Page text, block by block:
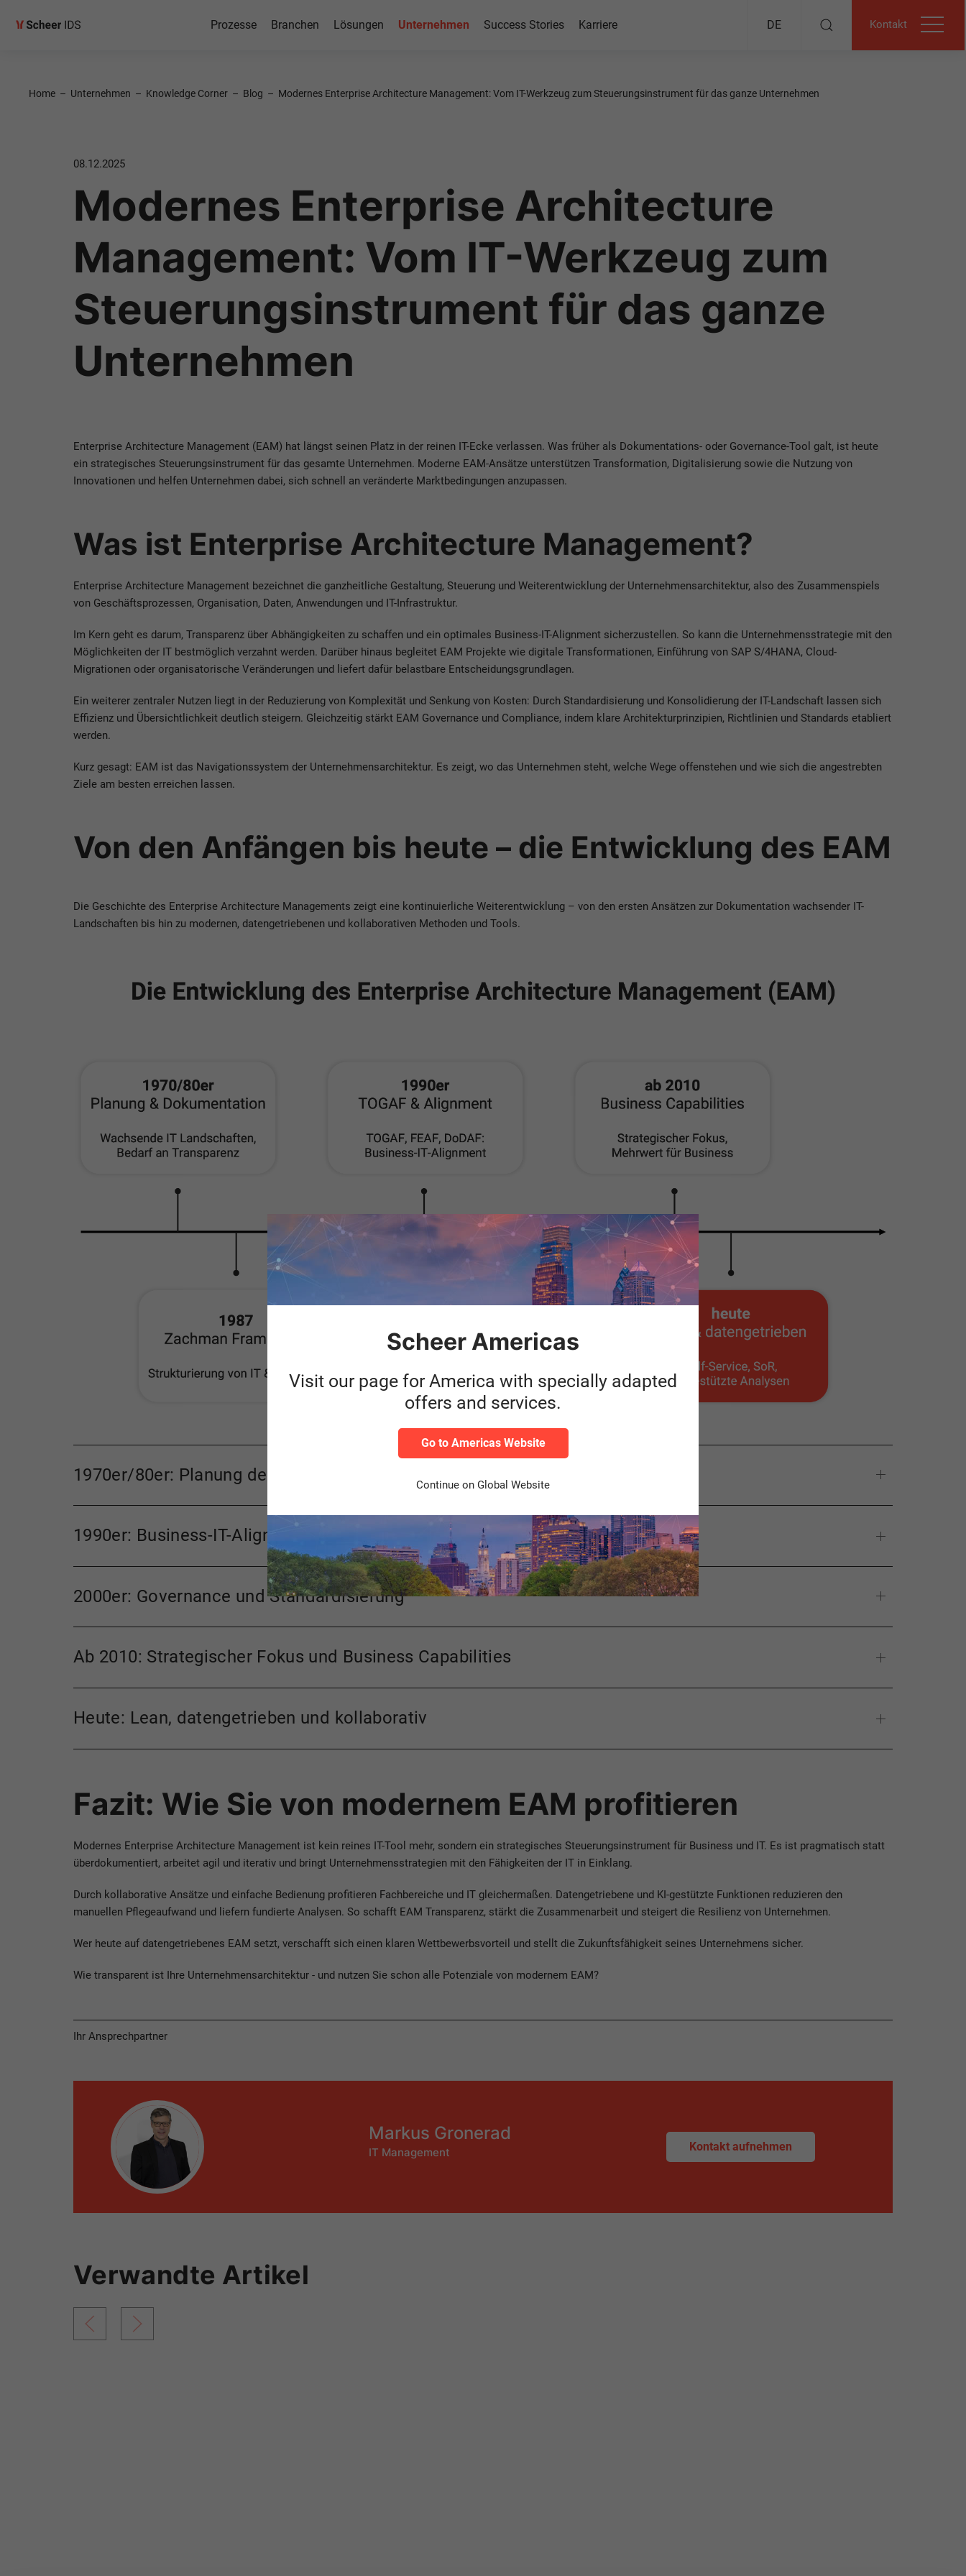
Prozesse Branchen Lösungen Unternehmen Success Stories Karriere DE Kontakt
Home – Unternehmen – Knowledge Corner – Blog – Modernes Enterprise Architecture Management: Vom IT-Werkzeug zum Steuerungsinstrument für das ganze Unternehmen
08.12.2025
Modernes Enterprise Architecture
Management: Vom IT-Werkzeug zum
Steuerungsinstrument für das ganze
Unternehmen
Enterprise Architecture Management (EAM) hat längst seinen Platz in der reinen IT-Ecke verlassen. Was früher als Dokumentations- oder Governance-Tool galt, ist heute
ein strategisches Steuerungsinstrument für das gesamte Unternehmen. Moderne EAM-Ansätze unterstützen Transformation, Digitalisierung sowie die Nutzung von
Innovationen und helfen Unternehmen dabei, sich schnell an veränderte Marktbedingungen anzupassen.
Was ist Enterprise Architecture Management?
Enterprise Architecture Management bezeichnet die ganzheitliche Gestaltung, Steuerung und Weiterentwicklung der Unternehmensarchitektur, also des Zusammenspiels
von Geschäftsprozessen, Organisation, Daten, Anwendungen und IT-Infrastruktur.
Im Kern geht es darum, Transparenz über Abhängigkeiten zu schaffen und ein optimales Business-IT-Alignment sicherzustellen. So kann die Unternehmensstrategie mit den
Möglichkeiten der IT bestmöglich verzahnt werden. Darüber hinaus begleitet EAM Projekte wie digitale Transformationen, Einführung von SAP S/4HANA, Cloud-
Migrationen oder organisatorische Veränderungen und liefert dafür belastbare Entscheidungsgrundlagen.
Ein weiterer zentraler Nutzen liegt in der Reduzierung von Komplexität und Senkung von Kosten: Durch Standardisierung und Konsolidierung der IT-Landschaft lassen sich
Effizienz und Übersichtlichkeit deutlich steigern. Gleichzeitig stärkt EAM Governance und Compliance, indem klare Architekturprinzipien, Richtlinien und Standards etabliert
werden.
Kurz gesagt: EAM ist das Navigationssystem der Unternehmensarchitektur. Es zeigt, wo das Unternehmen steht, welche Wege offenstehen und wie sich die angestrebten
Ziele am besten erreichen lassen.
Von den Anfängen bis heute – die Entwicklung des EAM
Die Geschichte des Enterprise Architecture Managements zeigt eine kontinuierliche Weiterentwicklung – von den ersten Ansätzen zur Dokumentation wachsender IT-
Landschaften bis hin zu modernen, datengetriebenen und kollaborativen Methoden und Tools.
1970er/80er: Planung der IT-Landschaft und Zachman
1990er: Business-IT-Alignment und TOGAF
2000er: Governance und Standardisierung
Ab 2010: Strategischer Fokus und Business Capabilities
Heute: Lean, datengetrieben und kollaborativ
Fazit: Wie Sie von modernem EAM profitieren
Modernes Enterprise Architecture Management ist kein reines IT-Tool mehr, sondern ein strategisches Steuerungsinstrument für Business und IT. Es ist pragmatisch statt
überdokumentiert, arbeitet agil und iterativ und bringt Unternehmensstrategien mit den Fähigkeiten der IT in Einklang.
Durch kollaborative Ansätze und einfache Bedienung profitieren Fachbereiche und IT gleichermaßen. Datengetriebene und KI-gestützte Funktionen reduzieren den
manuellen Pflegeaufwand und liefern fundierte Analysen. So schafft EAM Transparenz, stärkt die Zusammenarbeit und steigert die Resilienz von Unternehmen.
Wer heute auf datengetriebenes EAM setzt, verschafft sich einen klaren Wettbewerbsvorteil und stellt die Zukunftsfähigkeit seines Unternehmens sicher.
Wie transparent ist Ihre Unternehmensarchitektur - und nutzen Sie schon alle Potenziale von modernem EAM?
Ihr Ansprechpartner
Markus Gronerad
IT Management Kontakt aufnehmen
Verwandte Artikel
Scheer Americas
Visit our page for America with specially adapted
offers and services.
Go to Americas Website
Continue on Global Website